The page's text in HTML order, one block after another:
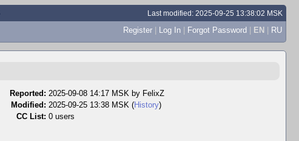
Last modified: 2025-09-25 13:38:02 MSK
Register | Log In | Forgot Password | EN | RU
Reported: 2025-09-08 14:17 MSK by FelixZ
Modified: 2025-09-25 13:38 MSK (History)
CC List: 0 users